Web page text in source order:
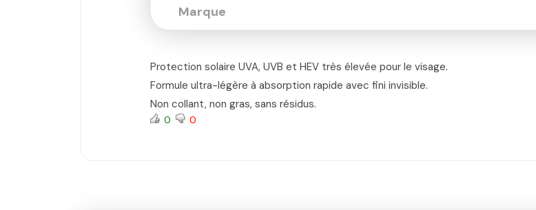
Marque
Protection solaire UVA, UVB et HEV très élevée pour le visage.
Formule ultra-légère à absorption rapide avec fini invisible.
Non collant, non gras, sans résidus.
0 0